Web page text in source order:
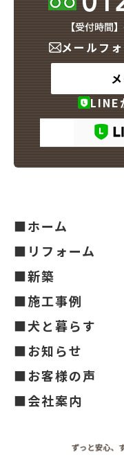
メールフ
LINE
■ホーム
■リフォーム
■新築
■施工事例
■犬と暮らす
■お知らせ
■お客様の声
■会社案内